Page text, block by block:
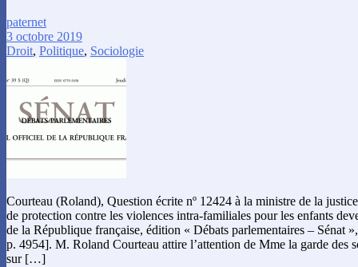
paternet
3 octobre 2019
Droit, Politique, Sociologie
Courteau (Roland), Question écrite nº 12424 à la ministre de la
de protection contre les violences intra-familiales pour les enfants
de la République française, édition « Débats parlementaires – Sénat
p. 4954]. M. Roland Courteau attire l’attention de Mme la garde des
sur […]